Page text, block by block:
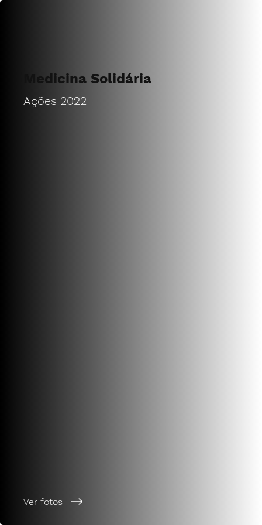
Ações 2022
Medicina Solidária
Ver fotos